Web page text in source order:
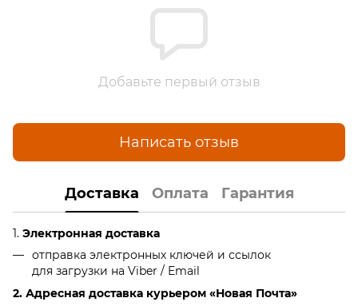
Добавьте первый отзыв
Написать отзыв
Доставка Оплата Гарантия
1. Электронная доставка
отправка электронных ключей и ссылок
для загрузки на Viber / Email
2. Адресная доставка курьером «Новая Почта»